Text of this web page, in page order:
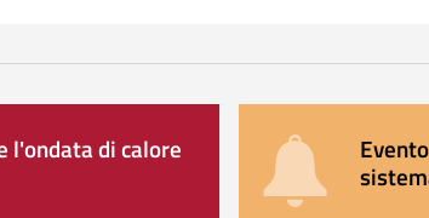
l'ondata di calore